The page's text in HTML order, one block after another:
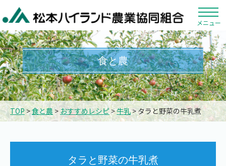
メニュー
食と農
TOP >食と農> おすすめレシピ>牛乳> タラと野菜の牛乳煮
タラと野菜の牛乳煮